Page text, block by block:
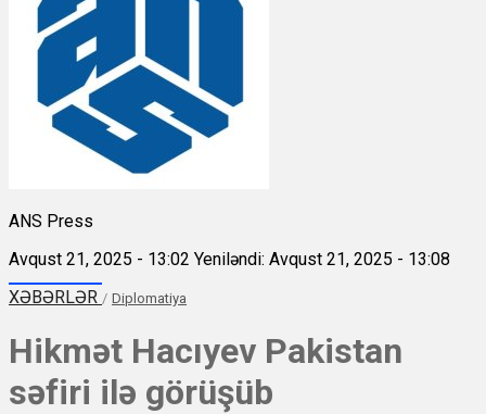
ANS Press
Avqust 21, 2025 - 13:02 Yeniləndi: Avqust 21, 2025 - 13:08
XƏBƏRLƏR / Diplomatiya
Hikmət Hacıyev Pakistan
səfiri ilə görüşüb